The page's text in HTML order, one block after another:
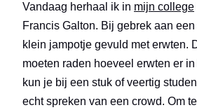
Vandaag herhaal ik in mijn college
Francis Galton. Bij gebrek aan
klein jampotje gevuld met erwten.
moeten raden hoeveel erwten er
kun je bij een stuk of veertig
echt spreken van een crowd. Om